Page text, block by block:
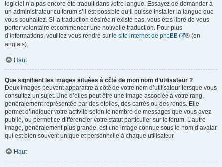
logiciel n’a pas encore été traduit dans votre langue. Essayez de demander à
un administrateur du forum s’il est possible qu’il puisse installer la langue que
vous souhaitez. Si la traduction désirée n’existe pas, vous êtes libre de vous
porter volontaire et commencer une nouvelle traduction. Pour plus
d’informations, veuillez vous rendre sur le site internet de phpBB
® (en
anglais).
Haut
Que signifient les images situées à côté de mon nom d’utilisateur ?
Deux images peuvent apparaître à côté de votre nom d’utilisateur lorsque vous
consultez un sujet. Une d’elles peut être une image associée à votre rang,
généralement représentée par des étoiles, des carrés ou des ronds. Elle
permet d’indiquer votre activité selon le nombre de messages que vous avez
publié, ou permet de différencier votre statut particulier sur le forum. L’autre
image, généralement plus grande, est une image connue sous le nom d’avatar
qui est bien souvent unique et personnelle à chaque utilisateur.
Haut